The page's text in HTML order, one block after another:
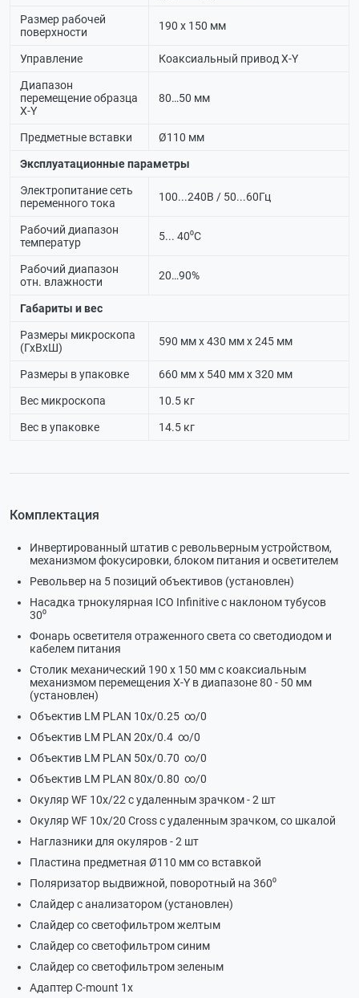
Размер рабочей
поверхности
190 х 150 мм
Управление Коаксиальный привод X-Y
Диапазон
перемещение образца
X-Y
80…50 мм
Предметные вставки Ø110 мм
Эксплуатационные параметры
Электропитание сеть
переменного тока
100...240В / 50...60Гц
Рабочий диапазон
температур
5... 40⁰С
Рабочий диапазон
отн. влажности
20…90%
Габариты и вес
Размеры микроскопа
(ГхВхШ)
590 мм х 430 мм х 245 мм
Размеры в упаковке 660 мм х 540 мм х 320 мм
Вес микроскопа 10.5 кг
Вес в упаковке 14.5 кг
Комплектация
Инвертированный штатив с револьверным устройством,
механизмом фокусировки, блоком питания и осветителем
Револьвер на 5 позиций объективов (установлен)
Насадка трнокулярная ICO Infinitive с наклоном тубусов
30⁰
Фонарь осветителя отраженного света со светодиодом и
кабелем питания
Столик механический 190 х 150 мм с коаксиальным
механизмом перемещения X-Y в диапазоне 80 - 50 мм
(установлен)
Объектив LM PLAN 10x/0.25 ∞/0
Объектив LM PLAN 20x/0.4 ∞/0
Объектив LM PLAN 50x/0.70 ∞/0
Объектив LМ PLAN 80x/0.80 ∞/0
Окуляр WF 10х/22 с удаленным зрачком - 2 шт
Окуляр WF 10х/20 Cross с удаленным зрачком, со шкалой
Наглазники для окуляров - 2 шт
Пластина предметная Ø110 мм со вставкой
Поляризатор выдвижной, поворотный на 360⁰
Слайдер с анализатором (установлен)
Слайдер со светофильтром желтым
Слайдер со светофильтром синим
Слайдер со светофильтром зеленым
Адаптер С-mount 1х